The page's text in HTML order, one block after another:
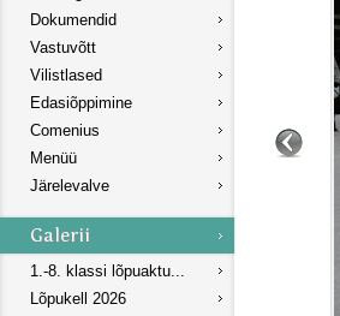
Dokumendid
Vastuvõtt
Vilistlased
Edasiõppimine
Comenius
Menüü
Järelevalve
1.-8. klassi lõpuaktu...
Lõpukell 2026